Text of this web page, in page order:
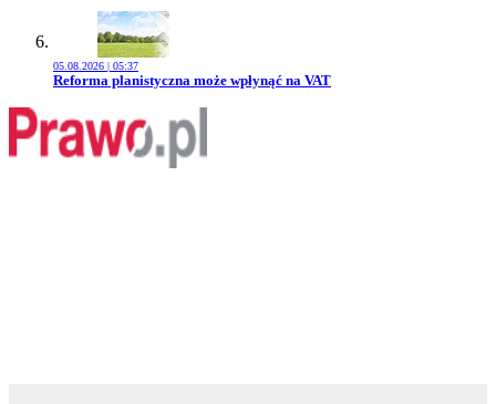
05.08.2026 | 05:37
Przejdź do artykułu:
Reforma planistyczna może wpłynąć na VAT